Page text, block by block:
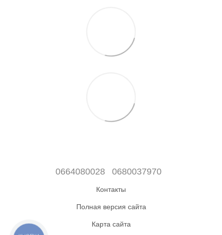
0664080028 0680037970
Контакты
Полная версия сайта
Карта сайта